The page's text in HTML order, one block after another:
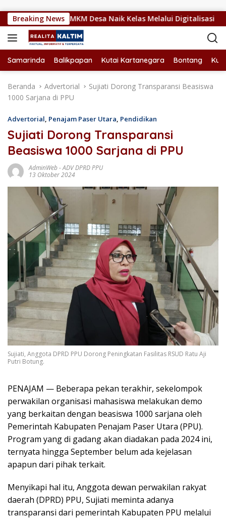
Breaking News
Dorong UMKM Desa Naik Kelas Melalui Digitalisasi
Samarinda Balikpapan Kutai Kartanegara Bontang
Beranda Advertorial
Sujiati Dorong Transparansi Beasiswa
1000 Sarjana di PPU
Advertorial, Penajam Paser Utara, Pendidikan
Sujiati Dorong Transparansi
Beasiswa 1000 Sarjana di PPU
AdminWeb-ADV DPRD PPU
13 Oktober 2024
Sujiati, Anggota DPRD PPU Dorong Peningkatan Fasilitas RSUD Ratu Aji
Putri Botung.
PENAJAM — Beberapa pekan terakhir, sekelompok
perwakilan organisasi mahasiswa melakukan demo
yang berkaitan dengan beasiswa 1000 sarjana oleh
Pemerintah Kabupaten Penajam Paser Utara (PPU).
Program yang di gadang akan diadakan pada 2024 ini,
ternyata hingga September belum ada kejelasan
apapun dari pihak terkait.
Menyikapi hal itu, Anggota dewan perwakilan rakyat
daerah (DPRD) PPU, Sujiati meminta adanya
transparansi dari pemerintah Kabupaten PPU melalui